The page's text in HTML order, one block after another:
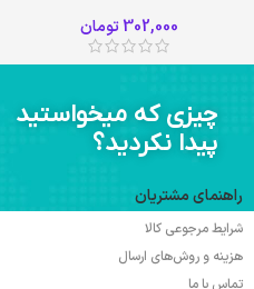
302,000تومان
چیزی که میخواستید
پیدا نکردید؟
راهنمای مشتریان
شرایط مرجوعی کالا
هزینه و روش‌های ارسال
تماس با ما